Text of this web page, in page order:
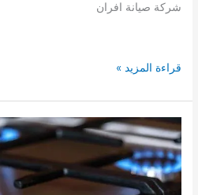
شركة صيانة افران
شركة
افران
بشرورة
0534568066
تصليح
افران
الغاز
قراءة المزيد »